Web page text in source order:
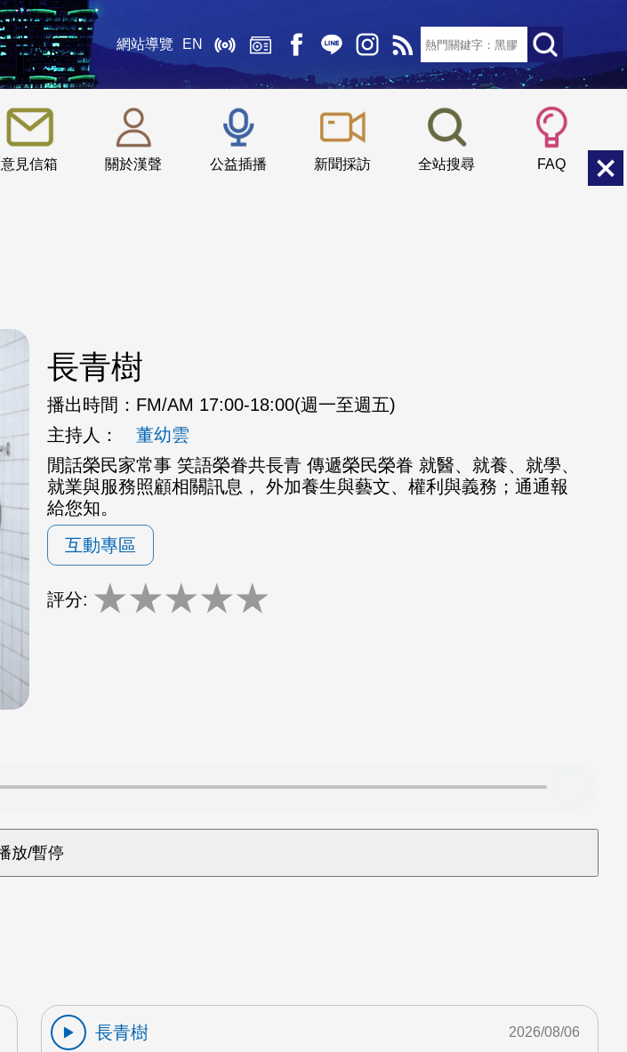
網站導覽 EN
意見信箱 關於漢聲 公益插播 新聞採訪 全站搜尋 FAQ
::: 小 中
長青樹
播出時間： FM/AM 17:00-18:00(週一至週五)
主持人：
董幼雲
閒話榮民家常事 笑語榮眷共長青 傳遞榮民榮眷 就醫、就養、就學、
就業與服務照顧相關訊息， 外加養生與藝文、權利與義務；通通報
給您知。
互動專區
評分: ★★★★★
長青樹
2026/08/06